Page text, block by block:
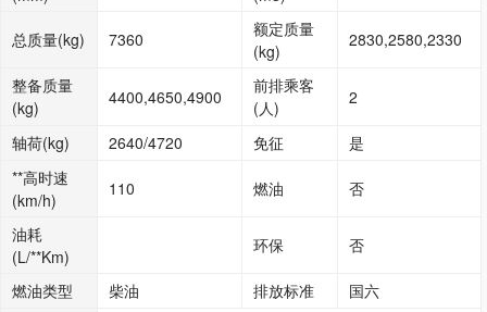
总质量(kg) 7360
额定质量
(kg)
2830,2580,2330
整备质量
(kg)
4400,4650,4900
前排乘客
(人)
2
轴荷(kg) 2640/4720 免征
是
**高时速
(km/h)
110 燃油 否
油耗
(L/**Km)
环保 否
燃油类型 柴油 排放标准 国六